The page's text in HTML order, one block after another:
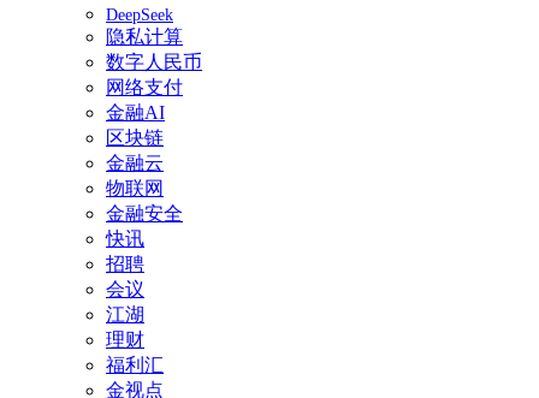
DeepSeek
隐私计算
数字人民币
网络支付
金融AI
区块链
金融云
物联网
金融安全
快讯
招聘
会议
江湖
理财
福利汇
金视点